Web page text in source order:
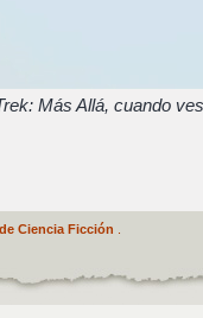
Más Allá, cuando
Ciencia Ficción